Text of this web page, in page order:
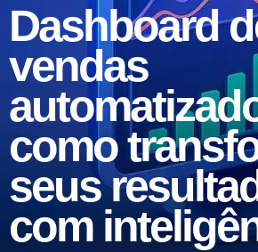
Dashboard
vendas
como
seus
com